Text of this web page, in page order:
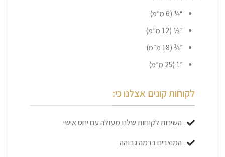
“¼ (6 מ״מ)
״½ (12 מ״מ)
״¾ (18 מ״מ)
״1 (25 מ״מ)
לקוחות קונים אצלנו כי:
השירות לקוחות שלנו מעולה עם יחס אישי
המוצרים ברמה גבוהה